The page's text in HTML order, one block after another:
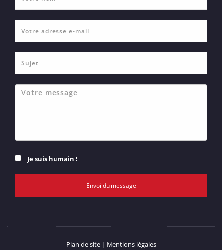
Je suis humain !
Envoi du message
Plan de site| Mentions légales